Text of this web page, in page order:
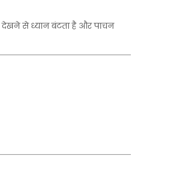
देखने से ध्यान बंटता है और पाचन